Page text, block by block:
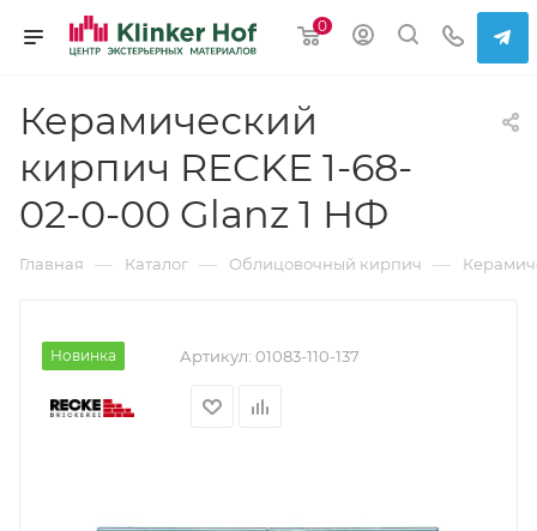
0
Керамический
кирпич RECKE 1-68-
02-0-00 Glanz 1 НФ
Главная — Каталог — Облицовочный кирпич —
Новинка Артикул: 01083-110-137